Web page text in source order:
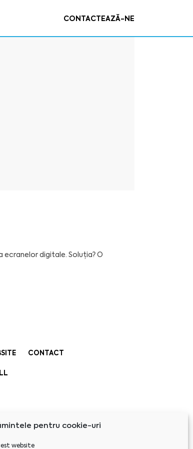
pentru cookie-uri
website
CONTACTEAZĂ-NE
digitale. Soluția? O
CONTACT